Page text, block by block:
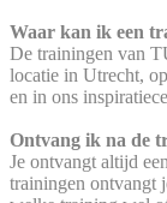
Waar kan ik een
De trainingen van
locatie in Utrecht,
en in ons
Ontvang ik na de
Je ontvangt altijd
trainingen ontvangt